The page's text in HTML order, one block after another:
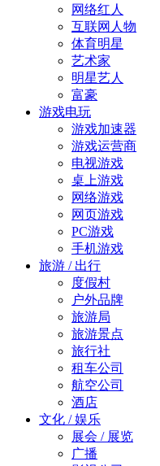
网络红人
互联网人物
体育明星
艺术家
明星艺人
富豪
游戏电玩
游戏加速器
游戏运营商
电视游戏
桌上游戏
网络游戏
网页游戏
PC游戏
手机游戏
旅游 / 出行
度假村
户外品牌
旅游局
旅游景点
旅行社
租车公司
航空公司
酒店
文化 / 娱乐
展会 / 展览
广播